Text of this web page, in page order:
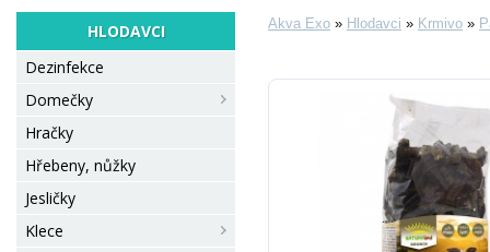
HLODAVCI
Dezinfekce
Domečky
Hračky
Hřebeny, nůžky
Jesličky
Klece
Akva Exo » Hlodavci » Krmivo »